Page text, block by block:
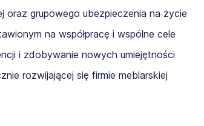
grupowego ubezpieczenia na życie
na współpracę i wspólne cele
i zdobywanie nowych umiejętności
rozwijającej się firmie meblarskiej